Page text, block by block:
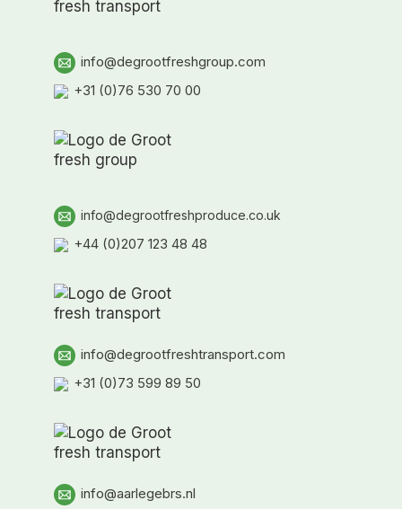
info@degrootfreshgroup.com
+31 (0)76 530 70 00
info@degrootfreshproduce.co.uk
+44 (0)207 123 48 48
info@degrootfreshtransport.com
+31 (0)73 599 89 50
info@aarlegebrs.nl